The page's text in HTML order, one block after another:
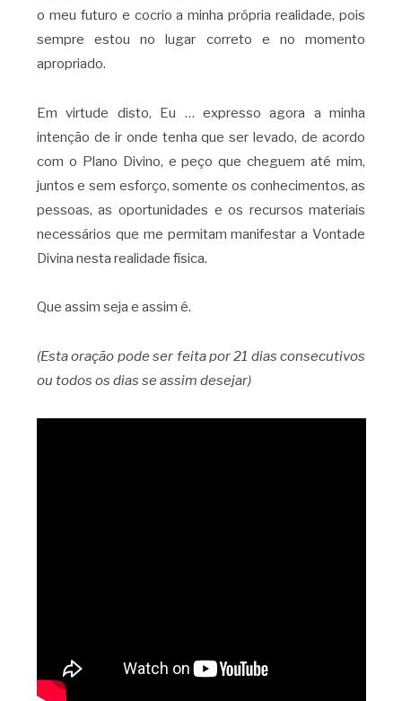
o meu futuro e cocrio a minha própria realidade, pois
sempre estou no lugar correto e no momento
apropriado.
Em virtude disto, Eu … expresso agora a minha
intenção de ir onde tenha que ser levado, de acordo
com o Plano Divino, e peço que cheguem até mim,
juntos e sem esforço, somente os conhecimentos, as
pessoas, as oportunidades e os recursos materiais
necessários que me permitam manifestar a Vontade
Divina nesta realidade física.
Que assim seja e assim é.
(Esta oração pode ser feita por 21 dias consecutivos
ou todos os dias se assim desejar)